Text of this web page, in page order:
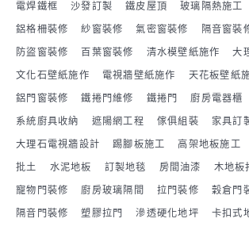
電焊鐵框 沙發訂製 鐵皮屋頂 玻璃隔熱施工
鋁格柵裝修 紗窗裝修 氣密窗裝修 隔音窗裝
防盜窗裝修 百葉窗裝修 清水模壁紙施作 大
文化石壁紙施作 電視牆壁紙施作 天花板壁紙
鋁門窗裝修 鐵捲門維修 鐵捲門 廚房電器櫃
系統廚具收納 遮陽網工程 傢俱組裝 家具訂
大理石電視牆設計 踢腳板施工 高架地板施工
批土 水泥地板 訂製地毯 房間油漆 木地板
寵物門裝修 廚房玻璃隔間 拉門裝修 穀倉門
隔音門裝修 塑膠拉門 滲透硬化地坪 卡扣式